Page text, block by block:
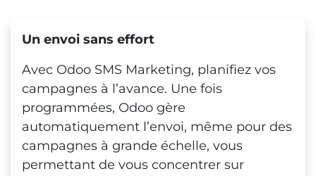
Un envoi sans effort
Avec Odoo SMS Marketing, planifiez vos
campagnes à l’avance. Une fois
programmées, Odoo gère
automatiquement l’envoi, même pour des
campagnes à grande échelle, vous
permettant de vous concentrer sur